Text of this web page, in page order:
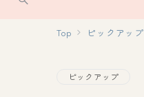
Top ピックアップ
ピックアップ